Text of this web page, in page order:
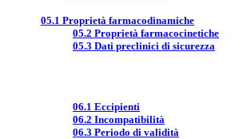
05.1 Proprietà farmacodinamiche
05.2 Proprietà farmacocinetiche
05.3 Dati preclinici di sicurezza
06.1 Eccipienti
06.2 Incompatibilità
06.3 Periodo di validità